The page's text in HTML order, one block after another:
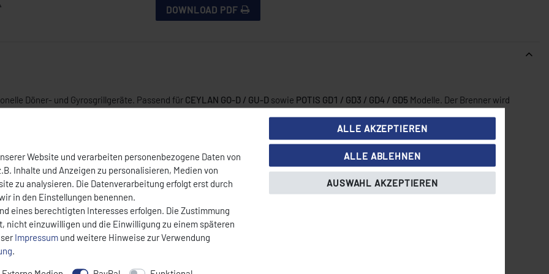
DOWNLOAD PDF
Döner- und Gyrosgrillgeräte. Passend für CEYLAN GO-D / GU-D sowie POTIS GD1 / GD3 / GD4 / GD5 Modelle. Der Brenner wird
Website und verarbeiten personenbezogene Daten von
Inhalte und Anzeigen zu personalisieren, Medien von
zu analysieren. Die Datenverarbeitung erfolgt erst durch
in den Einstellungen benennen.
eines berechtigten Interesses erfolgen. Die Zustimmung
nicht einzuwilligen und die Einwilligung zu einem späteren
Impressum und weitere Hinweise zur Verwendung
ALLE AKZEPTIEREN
ALLE ABLEHNEN
AUSWAHL AKZEPTIEREN